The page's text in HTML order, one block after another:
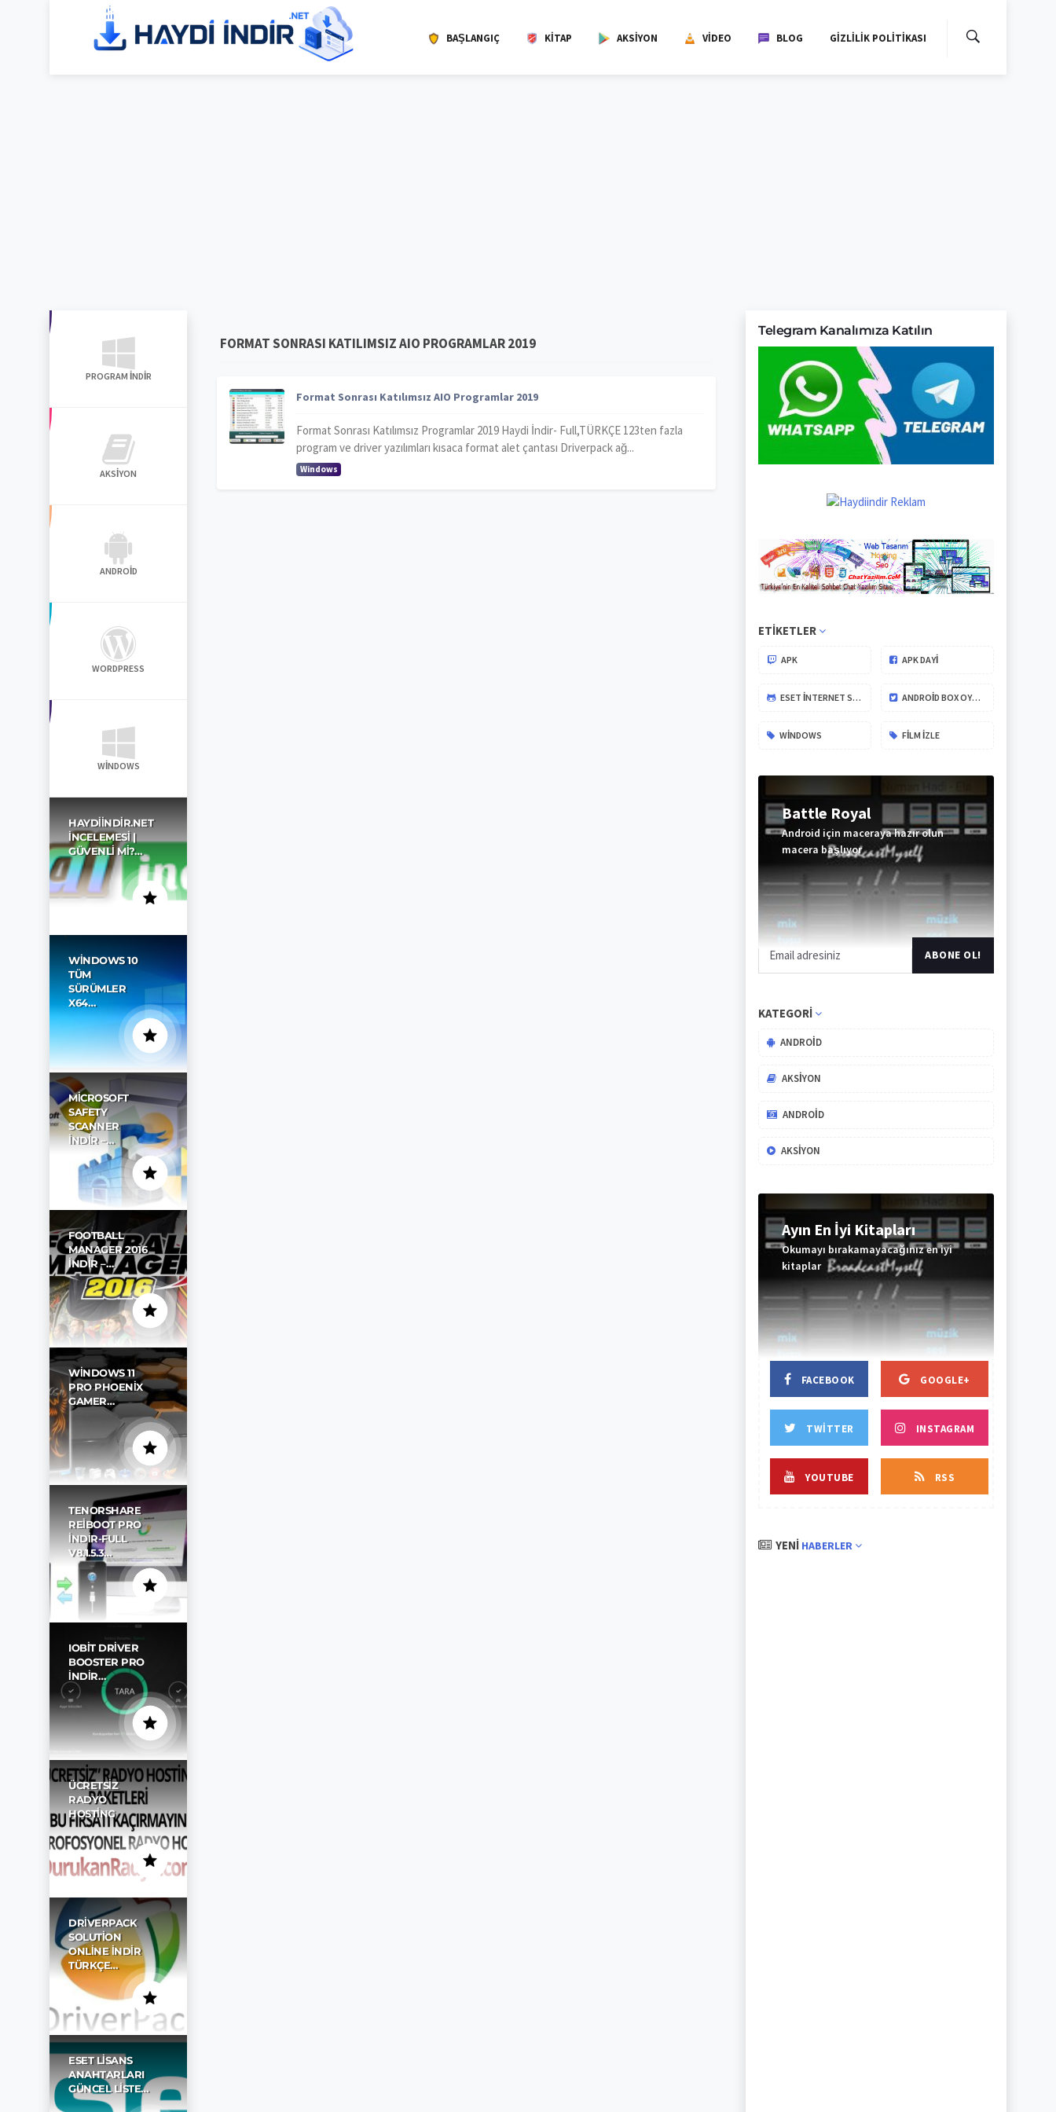
BAŞLANGIÇ KITAP AKSIYON VIDEO BLOG GIZLILIK POLITIKASI
PROGRAM İNDIR
AKSIYON
ANDROID
WORDPRESS
WINDOWS
HAYDIINDIR.NET
İNCELEMESI |
GÜVENLI MI?…
WINDOWS 10
TÜM
SÜRÜMLER
X64…
MICROSOFT
SAFETY
SCANNER
İNDIR –…
FOOTBALL
MANAGER 2016
İNDIR –…
WINDOWS 11
PRO PHOENIX
GAMER…
TENORSHARE
REIBOOT PRO
İNDIR-FULL
V8.1.5.3…
IOBIT DRIVER
BOOSTER PRO
İNDIR…
ÜCRETSIZ
RADYO
HOSTING
DRIVERPACK
SOLUTION
ONLINE İNDIR
TÜRKÇE…
ESET LISANS
ANAHTARLARI
GÜNCEL LISTE…
FORMAT SONRASI KATILIMSIZ AIO PROGRAMLAR 2019
Format Sonrası Katılımsız AIO Programlar 2019
Format Sonrası Katılımsız Programlar 2019 Haydi İndir- Full,TÜRKÇE 123ten fazla
program ve driver yazılımları kısaca format alet çantası Driverpack ağ...
Windows
Telegram Kanalımıza Katılın
ETIKETLER
APK APK DAYİ
ESET İNTERNET SECURITY ANDROID BOX OYUNLARI
WINDOWS FILM IZLE
Battle Royal
Android için maceraya hazır olun
macera başlıyor
ABONEOL
KATEGORI
ANDROID
AKSIYON
ANDROID
AKSIYON
Ayın En İyi Kitapları
Okumayı bırakamayacağınız en iyi
kitaplar
BAŞLIK
FACEBOOK
TWITTER
YOUTUBE
GOOGLE+
INSTAGRAM
RSS
YENI HABERLER